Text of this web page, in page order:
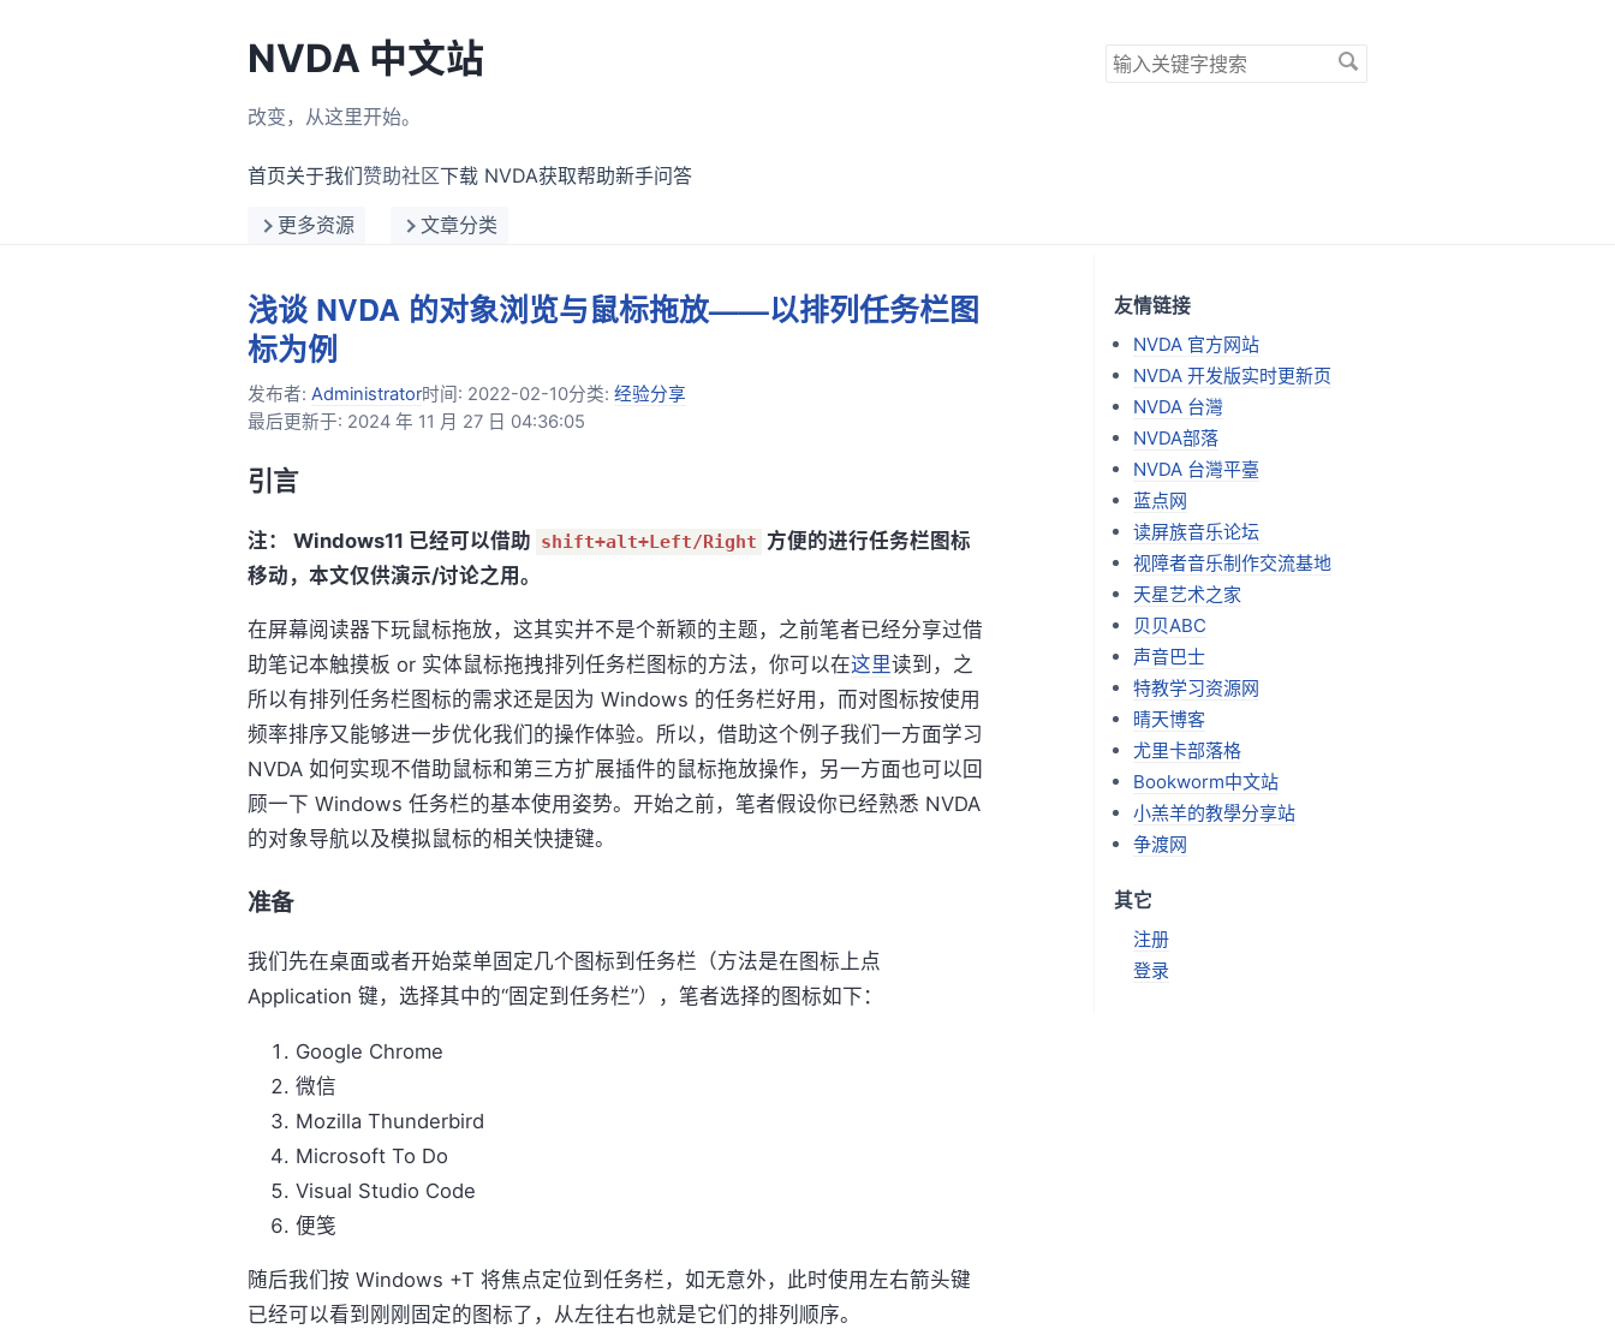
NVDA 中文站
改变，从这里开始。
搜
首页关于我们赞助社区下载 NVDA获取帮助新手问答
更多资源 文章分类
浅谈 NVDA 的对象浏览与鼠标拖放——以排列任务栏图
标为例
发布者: Administrator时间: 2022-02-10分类: 经验分享
最后更新于: 2024 年 11 月 27 日 04:36:05
引言
注： Windows11 已经可以借助 shift+alt+Left/Right 方便的进行任务栏图标
移动，本文仅供演示/讨论之用。
在屏幕阅读器下玩鼠标拖放，这其实并不是个新颖的主题，之前笔者已经分享过借
助笔记本触摸板 or 实体鼠标拖拽排列任务栏图标的方法，你可以在这里读到，之
所以有排列任务栏图标的需求还是因为 Windows 的任务栏好用，而对图标按使用
频率排序又能够进一步优化我们的操作体验。所以，借助这个例子我们一方面学习
NVDA 如何实现不借助鼠标和第三方扩展插件的鼠标拖放操作，另一方面也可以回
顾一下 Windows 任务栏的基本使用姿势。开始之前，笔者假设你已经熟悉 NVDA
的对象导航以及模拟鼠标的相关快捷键。
准备
我们先在桌面或者开始菜单固定几个图标到任务栏（方法是在图标上点
Application 键，选择其中的“固定到任务栏”），笔者选择的图标如下：
Google Chrome
微信
Mozilla Thunderbird
Microsoft To Do
Visual Studio Code
便笺
随后我们按 Windows +T 将焦点定位到任务栏，如无意外，此时使用左右箭头键
已经可以看到刚刚固定的图标了，从左往右也就是它们的排列顺序。
友情链接
NVDA 官方网站
NVDA 开发版实时更新页
NVDA 台灣
NVDA部落
NVDA 台灣平臺
蓝点网
读屏族音乐论坛
视障者音乐制作交流基地
天星艺术之家
贝贝ABC
声音巴士
特教学习资源网
晴天博客
尤里卡部落格
Bookworm中文站
小羔羊的教學分享站
争渡网
其它
注册
登录